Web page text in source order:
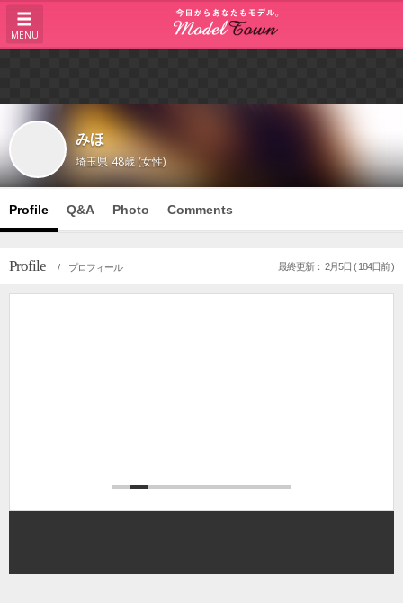
MENU
みほ
埼玉県 48歳 (女性)
Profile Q&A Photo Comments
Profile / プロフィール 最終更新： 2月5日 ( 184日前 )